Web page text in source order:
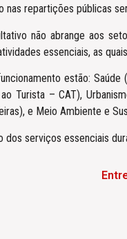
nas repartições públicas
não abrange aos
essenciais, as
estão:
Turista – CAT),
e Meio Ambiente e
dos serviços essenciais